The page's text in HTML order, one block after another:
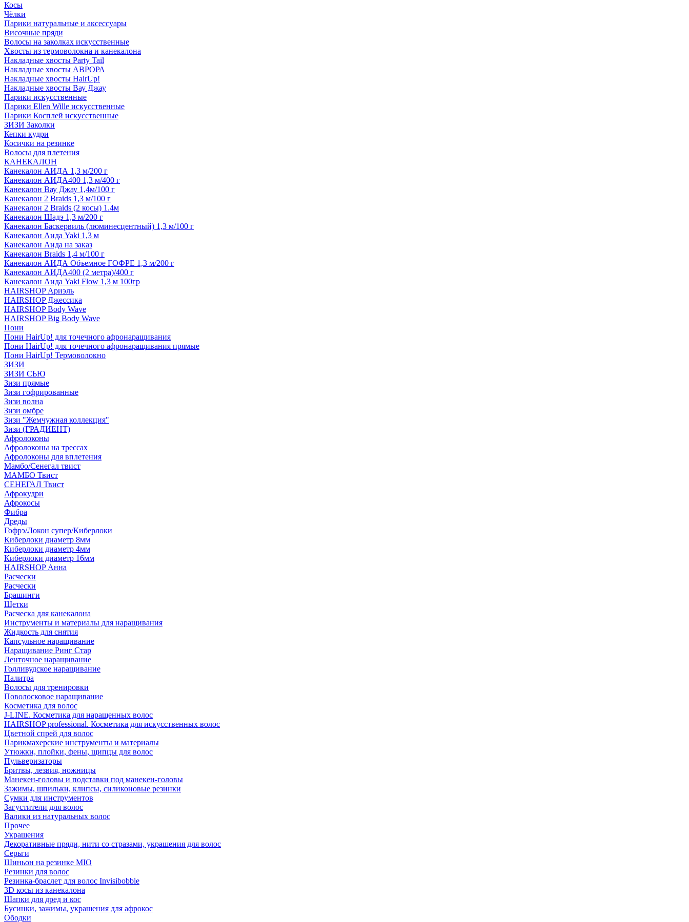
Косы
Чёлки
Парики натуральные и аксессуары
Височные пряди
Волосы на заколках искусственные
Хвосты из термоволокна и канекалона
Накладные хвосты Party Tail
Накладные хвосты АВРОРА
Накладные хвосты HairUp!
Накладные хвосты Вау Джау
Парики искусственные
Парики Ellen Wille искусственные
Парики Косплей искусственные
ЗИЗИ Заколки
Кепки кудри
Косички на резинке
Волосы для плетения
КАНЕКАЛОН
Канекалон АИДА 1,3 м/200 г
Канекалон АИДА400 1,3 м/400 г
Канекалон Вау Джау 1,4м/100 г
Канекалон 2 Braids 1,3 м/100 г
Канекалон 2 Braids (2 косы) 1.4м
Канекалон Шадэ 1,3 м/200 г
Канекалон Баскервиль (люминесцентный) 1,3 м/100 г
Канекалон Аида Yaki 1,3 м
Канекалон Аида на заказ
Канекалон Braids 1,4 м/100 г
Канекалон АИДА Объемное ГОФРЕ 1,3 м/200 г
Канекалон АИДА400 (2 метра)/400 г
Канекалон Аида Yaki Flow 1,3 м 100гр
HAIRSHOP Ариэль
HAIRSHOP Джессика
HAIRSHOP Body Wave
HAIRSHOP Big Body Wave
Пони
Пони HairUp! для точечного афронаращивания
Пони HairUp! для точечного афронаращивания прямые
Пони HairUp! Термоволокно
ЗИЗИ
ЗИЗИ СЬЮ
Зизи прямые
Зизи гофрированные
Зизи волна
Зизи омбре
Зизи "Жемчужная коллекция"
Зизи (ГРАДИЕНТ)
Афролоконы
Афролоконы на трессах
Афролоконы для вплетения
Мамбо/Сенегал твист
МАМБО Твист
СЕНЕГАЛ Твист
Афрокудри
Афрокосы
Фибра
Дреды
Гофрэ/Локон супер/Киберлоки
Киберлоки диаметр 8мм
Киберлоки диаметр 4мм
Киберлоки диаметр 16мм
HAIRSHOP Анна
Расчески
Расчески
Брашинги
Щетки
Расческа для канекалона
Инструменты и материалы для наращивания
Жидкость для снятия
Капсульное наращивание
Наращивание Ринг Стар
Ленточное наращивание
Голливудское наращивание
Палитра
Волосы для тренировки
Поволосковое наращивание
Косметика для волос
J-LINE. Косметика для наращенных волос
HAIRSHOP professional. Косметика для искусственных волос
Цветной спрей для волос
Парикмахерские инструменты и материалы
Утюжки, плойки, фены, щипцы для волос
Пульверизаторы
Бритвы, лезвия, ножницы
Манекен-головы и подставки под манекен-головы
Зажимы, шпильки, клипсы, силиконовые резинки
Сумки для инструментов
Загустители для волос
Валики из натуральных волос
Прочее
Украшения
Декоративные пряди, нити со стразами, украшения для волос
Серьги
Шиньон на резинке MIO
Резинки для волос
Резинка-браслет для волос Invisibobble
3D косы из канекалона
Шапки для дред и кос
Бусинки, зажимы, украшения для афрокос
Ободки